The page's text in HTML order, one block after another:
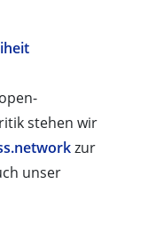
stehen wir
zur
unser